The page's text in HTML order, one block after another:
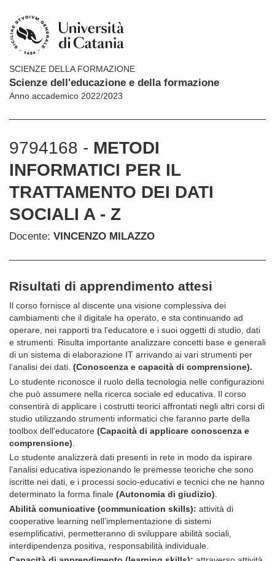
SCIENZE DELLA FORMAZIONE
Scienze dell'educazione e della formazione
Anno accademico 2022/2023
9794168 - METODI
INFORMATICI PER IL
TRATTAMENTO DEI DATI
SOCIALI A - Z
Docente: VINCENZO MILAZZO
Risultati di apprendimento attesi
Il corso fornisce al discente una visione complessiva dei
cambiamenti che il digitale ha operato, e sta continuando ad
operare, nei rapporti tra l'educatore e i suoi oggetti di studio, dati
e strumenti. Risulta importante analizzare concetti base e generali
di un sistema di elaborazione IT arrivando ai vari strumenti per
l’analisi dei dati. (Conoscenza e capacità di comprensione).
Lo studente riconosce il ruolo della tecnologia nelle configurazioni
che può assumere nella ricerca sociale ed educativa. Il corso
consentirà di applicare i costrutti teorici affrontati negli altri corsi di
studio utilizzando strumenti informatici che faranno parte della
toolbox dell'educatore (Capacità di applicare conoscenza e
comprensione)
Lo studente analizzerà dati presenti in rete in modo da ispirare
l’analisi educativa ispezionando le premesse teoriche che sono
iscritte nei dati, e i processi socio-educativi e tecnici che ne hanno
determinato la forma finale (Autonomia di giudizio)
Abilità comunicative (communication skills): attività di
cooperative learning nell’implementazione di sistemi
esemplificativi, permetteranno di sviluppare abilità sociali,
interdipendenza positiva, responsabilità individuale.